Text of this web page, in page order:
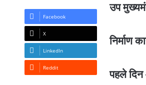
उप
निर्माण
पहले दिन
Facebook
X
LinkedIn
Reddit